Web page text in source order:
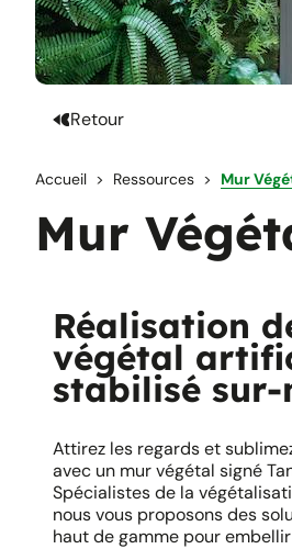
Retour
Accueil Ressources Mur
Mur
Réalisation
végétal
stabilisé sur-
Attirez les regards et
avec un mur végétal signé
Spécialistes de la
nous vous proposons des
haut de gamme pour